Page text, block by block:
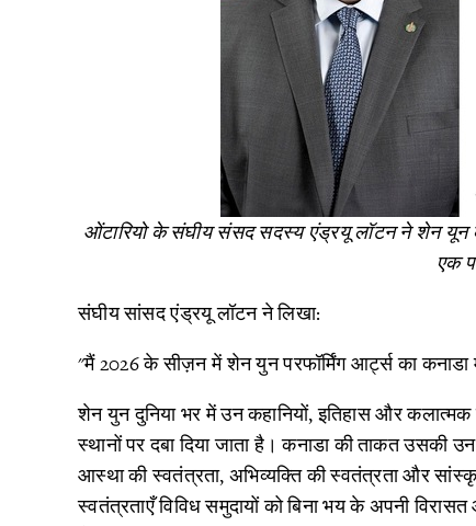
ओंटारियो के संघीय संसद सदस्य एंड्रयू लॉटन ने शेन यून
एक
संघीय सांसद एंड्रयू लॉटन ने लिखा:
"मैं 2026 के सीज़न में शेन युन परफॉर्मिंग आर्ट्स का कनाडा
शेन युन दुनिया भर में उन कहानियों, इतिहास और
स्थानों पर दबा दिया जाता है। कनाडा की ताकत उसकी
आस्था की स्वतंत्रता, अभिव्यक्ति की स्वतंत्रता और
स्वतंत्रताएँ विविध समुदायों को बिना भय के अपनी